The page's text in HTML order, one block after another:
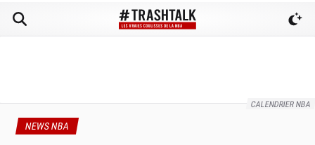
CALENDRIER NBA
NEWS NBA